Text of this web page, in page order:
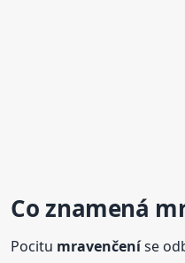
Co znamená
Pocitu mravenčeníse